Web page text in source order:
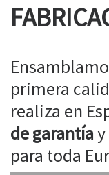
primera
realiza en
de garantía
para toda